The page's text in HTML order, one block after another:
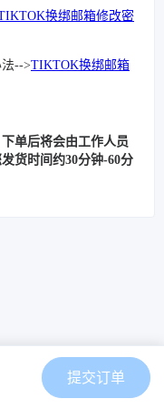
换绑邮箱修改密
-->TIKTOK换绑邮箱
单后将会由工作人员
货时间约30分钟-60分
提交订单